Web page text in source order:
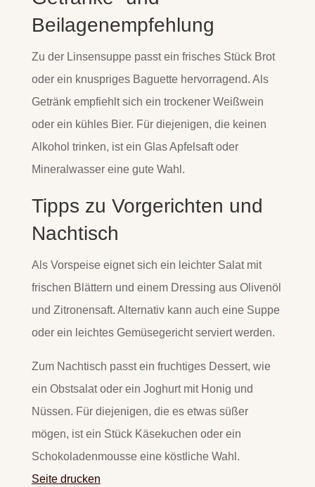
Beilagenempfehlung
Zu der Linsensuppe passt ein frisches Stück Brot
oder ein knuspriges Baguette hervorragend. Als
Getränk empfiehlt sich ein trockener Weißwein
oder ein kühles Bier. Für diejenigen, die keinen
Alkohol trinken, ist ein Glas Apfelsaft oder
Mineralwasser eine gute Wahl.
Tipps zu Vorgerichten und
Nachtisch
Als Vorspeise eignet sich ein leichter Salat mit
frischen Blättern und einem Dressing aus Olivenöl
und Zitronensaft. Alternativ kann auch eine Suppe
oder ein leichtes Gemüsegericht serviert werden.
Zum Nachtisch passt ein fruchtiges Dessert, wie
ein Obstsalat oder ein Joghurt mit Honig und
Nüssen. Für diejenigen, die es etwas süßer
mögen, ist ein Stück Käsekuchen oder ein
Schokoladenmousse eine köstliche Wahl.
Seite drucken